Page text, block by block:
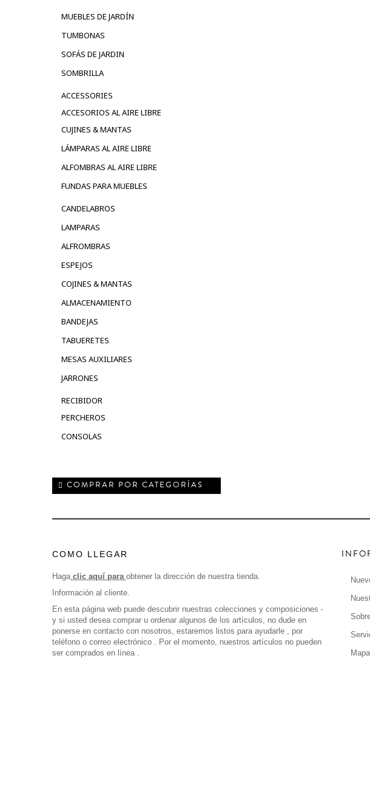
MUEBLES DE JARDÍN
TUMBONAS
SOFÁS DE JARDIN
SOMBRILLA
ACCESSORIES
ACCESORIOS AL AIRE LIBRE
CUJINES & MANTAS
LÁMPARAS AL AIRE LIBRE
ALFOMBRAS AL AIRE LIBRE
FUNDAS PARA MUEBLES
CANDELABROS
LAMPARAS
ALFROMBRAS
ESPEJOS
COJINES & MANTAS
ALMACENAMIENTO
BANDEJAS
TABUERETES
MESAS AUXILIARES
JARRONES
RECIBIDOR
PERCHEROS
CONSOLAS
COMPRAR POR CATEGORÍAS
COMO LLEGAR
Haga clic aquí para obtener la dirección de nuestra tienda.
Información al cliente.
En esta página web puede descubrir nuestras colecciones y composiciones -
y si usted desea comprar u ordenar algunos de los artículos, no dude en
ponerse en contacto con nosotros, estaremos listos para ayudarle , por
teléfono o correo electrónico . Por el momento, nuestros artículos no pueden
ser comprados en línea .